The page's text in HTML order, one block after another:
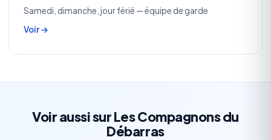
Samedi, dimanche, jour férié — équipe de garde
Voir →
Voir aussi sur Les Compagnons du
Débarras